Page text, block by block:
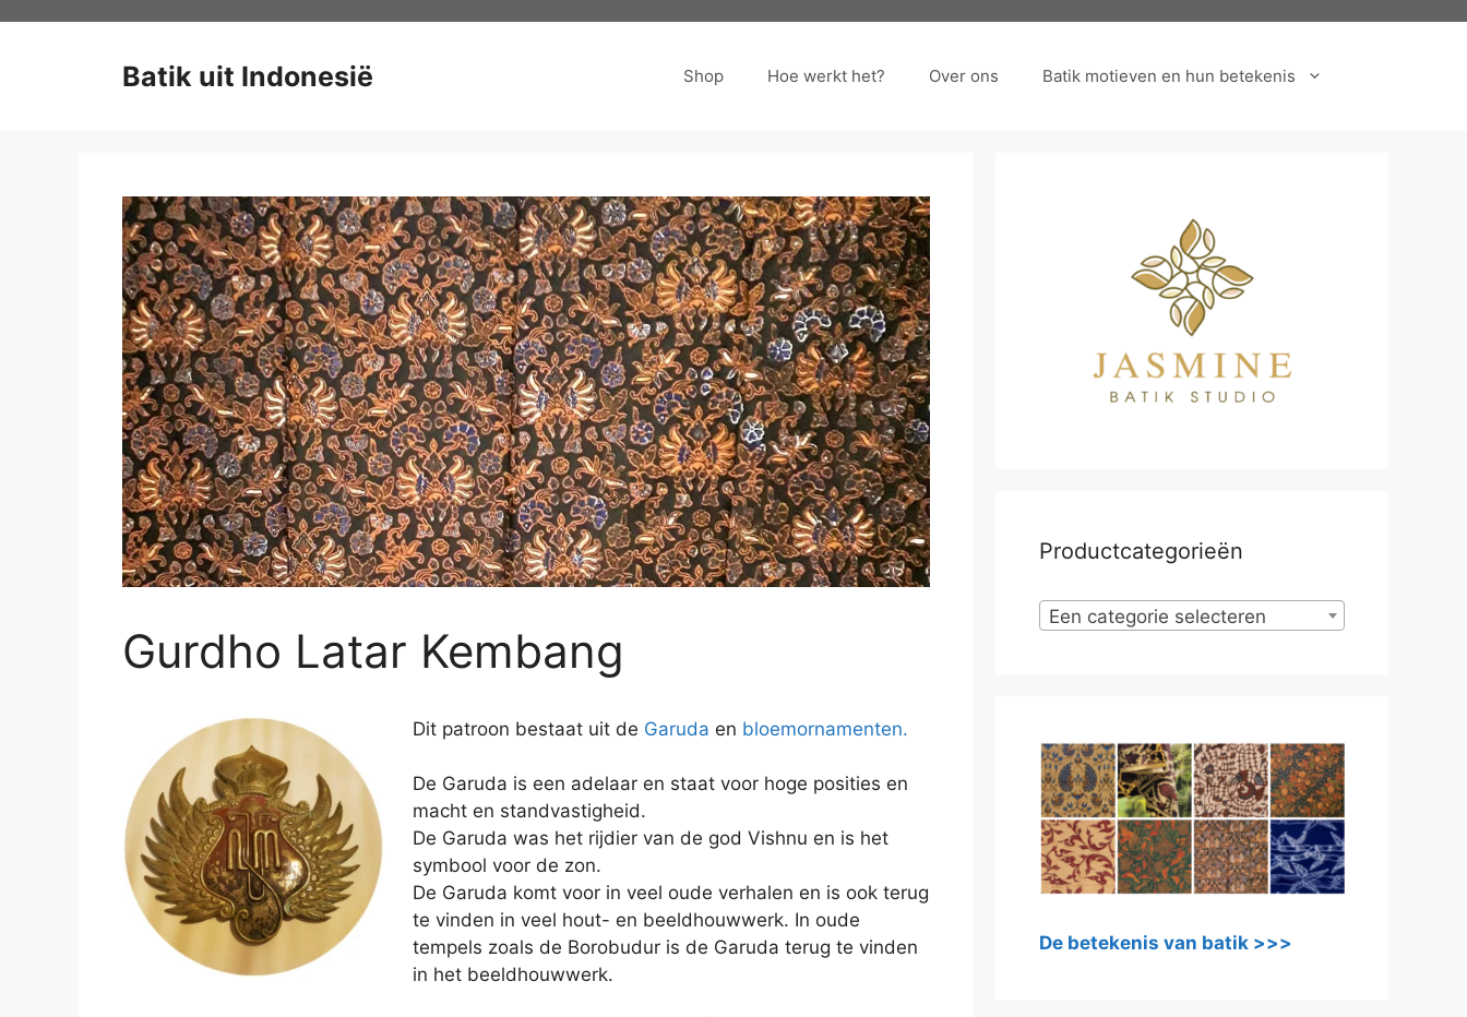
Batik uit Indonesië Shop Hoe werkt het? Over ons Batik motieven en hun betekenis
Gurdho Latar Kembang
Dit patroon bestaat uit de Garuda en bloemornamenten.
De Garuda is een adelaar en staat voor hoge posities en
macht en standvastigheid.
De Garuda was het rijdier van de god Vishnu en is het
symbool voor de zon.
De Garuda komt voor in veel oude verhalen en is ook terug
te vinden in veel hout- en beeldhouwwerk. In oude
tempels zoals de Borobudur is de Garuda terug te vinden
in het beeldhouwwerk.
Productcategorieën
Een categorie selecteren
De betekenis van batik >>>